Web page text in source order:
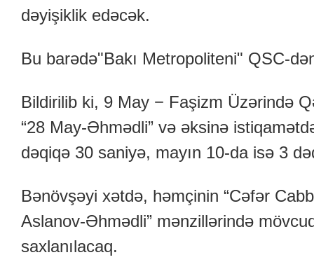
dəyişiklik edəcək.
Bu barədə"Bakı Metropoliteni" QSC-
Bildirilib ki, 9 May − Faşizm Üzərində
“28 May-Əhmədli” və əksinə
dəqiqə 30 saniyə, mayın 10-da isə 3
Bənövşəyi xətdə, həmçinin “Cəfər
Aslanov-Əhmədli” mənzillərində
saxlanılacaq.